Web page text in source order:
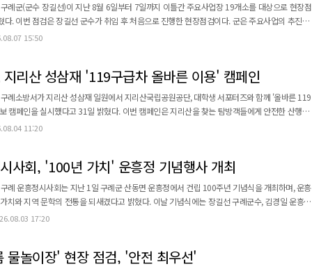
례군(군수 장길선)이 지난 8월 6일부터 7일까지 이틀간 주요사업장 19개소를 대상으로 현장점
요사업의 추진 상
하고, 문제점과 개선 필요 사항을 점검하여 사업의 완성도를 높이는 데 중점을 뒀다. 점검 대상
15:50
리산 성삼재 '119구급차 올바른 이용' 캠페인
례소방서가 지리산 성삼재 일원에서 지리산국립공원공단, 대학생 서포터즈와 함께 '올바른 119
31일 밝혔다. 이번 캠페인은 지리산을 찾는 탐방객들에게 안전한 산행 문
급환자를 위한 119구급차의 신속한 출동을 위해 올바른 구급서비스 이용문화 정착을 목적으로
11:20
사회, '100년 가치' 운흥정 기념행사 개최
례 운흥정시사회는 지난 1일 구례군 산동면 운흥정에서 건립 100주년 기념식을 개최하며, 운흥
의 전통을 되새겼다고 밝혔다. 이날 기념식에는 장길선 구례군수, 김경일 운흥정
례군의회 의장을 비롯한 군의원, 전남광주통합특별시의회 의원, 산동면향우회 회장 등 각계 인
17:20
물놀이장' 현장 점검, '안전 최우선'